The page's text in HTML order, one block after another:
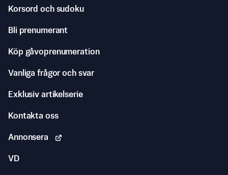
Korsord och sudoku
Bli prenumerant
Köp gåvoprenumeration
Vanliga frågor och svar
Exklusiv artikelserie
Kontakta oss
Annonsera
VD